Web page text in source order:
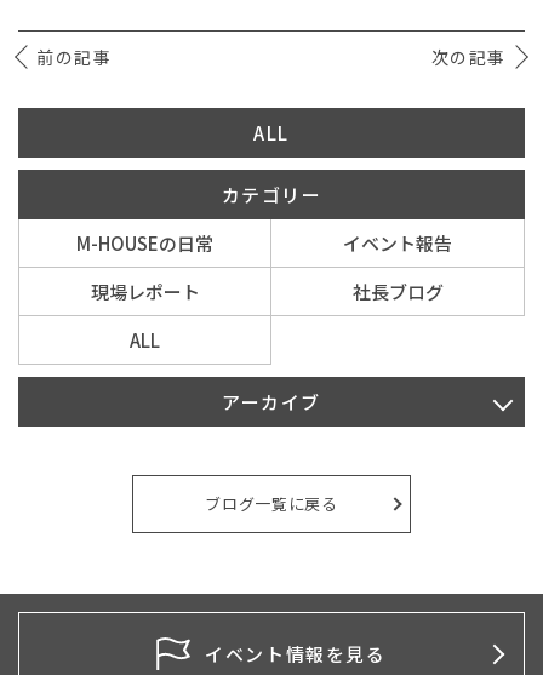
前の記事 次の記事
ALL
カテゴリー
M-HOUSEの日常
イベント報告
現場レポート
社長ブログ
ALL
アーカイブ
2026年4月
2026年1月
2025年10月
ブログ一覧に戻る
イベント情報を見る